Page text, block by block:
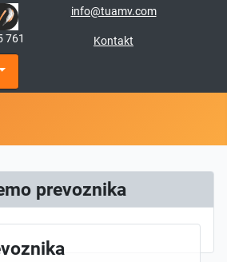
info@tuamv.com
761 Kontakt
prevoznika